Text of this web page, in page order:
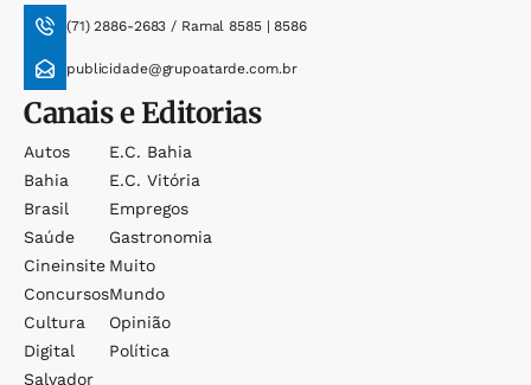
(71) 2886-2683 / Ramal 8585 | 8586
publicidade@grupoatarde.com.br
Canais e Editorias
Autos
Bahia
Brasil
Saúde
Cineinsite
Concursos
Cultura
Digital
Salvador
E.c. Bahia
E.c. Vitória
Empregos
Gastronomia
Muito
Mundo
Opinião
Política